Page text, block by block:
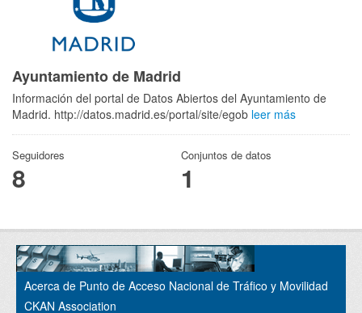
Ayuntamiento de Madrid
Información del portal de Datos Abiertos del Ayuntamiento de
Madrid. http://datos.madrid.es/portal/site/egob leer más
Seguidores
8
Conjuntos de datos
1
Acerca de Punto de Acceso Nacional de Tráfico y Movilidad
CKAN Association